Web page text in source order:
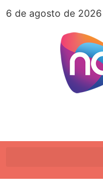
6 de agosto de 2026